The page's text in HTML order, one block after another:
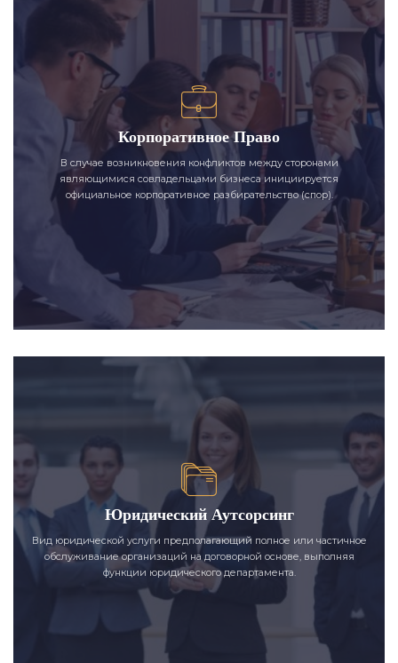
Корпоративное Право
В случае возникновения конфликтов между сторонами
являющимися совладельцами бизнеса инициируется
официальное корпоративное разбирательство (спор).
Юридический Аутсорсинг
Вид юридической услуги предполагающий полное или частичное
обслуживание организаций на договорной основе, выполняя
функции юридического департамента.